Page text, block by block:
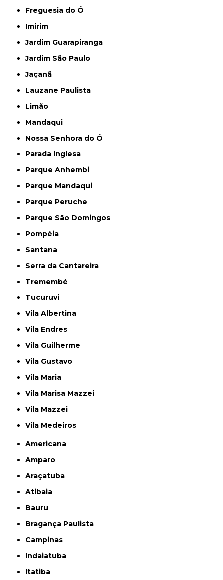
Freguesia do Ó
Imirim
Jardim Guarapiranga
Jardim São Paulo
Jaçanã
Lauzane Paulista
Limão
Mandaqui
Nossa Senhora do Ó
Parada Inglesa
Parque Anhembi
Parque Mandaqui
Parque Peruche
Parque São Domingos
Pompéia
Santana
Serra da Cantareira
Tremembé
Tucuruvi
Vila Albertina
Vila Endres
Vila Guilherme
Vila Gustavo
Vila Maria
Vila Marisa Mazzei
Vila Mazzei
Vila Medeiros
Americana
Amparo
Araçatuba
Atibaia
Bauru
Bragança Paulista
Campinas
Indaiatuba
Itatiba